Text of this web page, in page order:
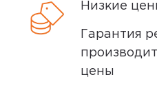
Низкие
Гарантия
цены